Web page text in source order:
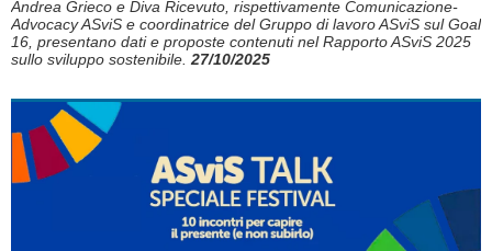
Andrea Grieco e Diva Ricevuto, rispettivamente Comunicazione-
Advocacy ASviS e coordinatrice del Gruppo di lavoro ASviS sul Goal
16, presentano dati e proposte contenuti nel Rapporto ASviS 2025
sullo sviluppo sostenibile. 27/10/2025